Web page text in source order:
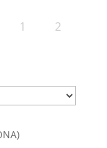
1 2